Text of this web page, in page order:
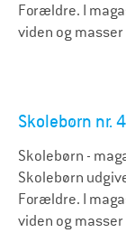
Forældre. I
viden og
Skolebørn nr.
Skolebørn -
Skolebørn
Forældre. I
viden og